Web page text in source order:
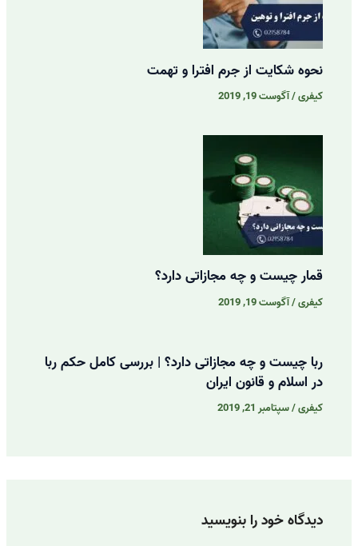
نحوه شکایت از جرم افترا و تهمت
کیفری/آگوست 19, 2019
قمار چیست و چه مجازاتی دارد؟
کیفری/آگوست 19, 2019
ربا چیست و چه مجازاتی دارد؟ | بررسی کامل حکم ربا
در اسلام و قانون ایران
کیفری/سپتامبر 21, 2019
دیدگاه‌ خود را بنویسید